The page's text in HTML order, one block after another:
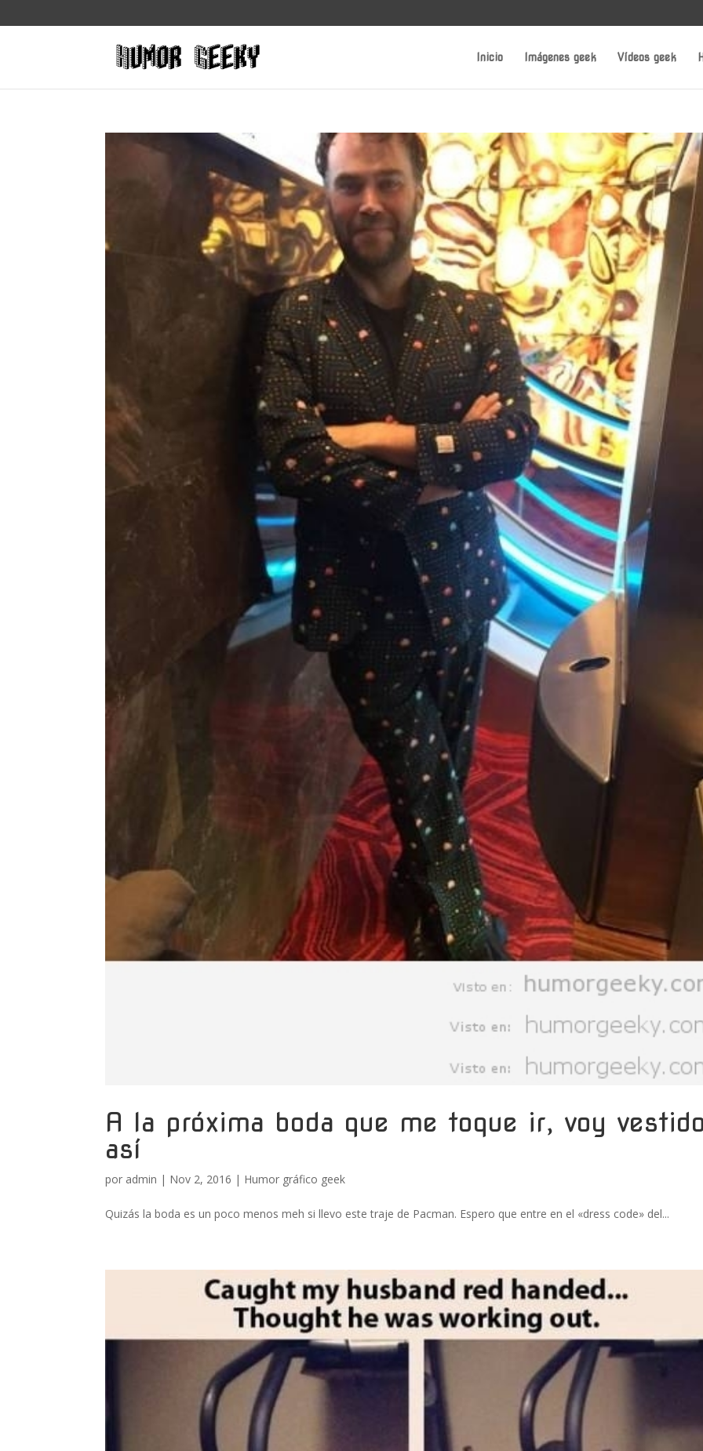
Inicio Imágenes geek Vídeos geek
A la próxima boda que me toque ir, voy
así
por admin | Nov 2, 2016 | Humor gráfico geek
Quizás la boda es un poco menos meh si llevo este traje de Pacman. Espero que entre en el «dress code» del...